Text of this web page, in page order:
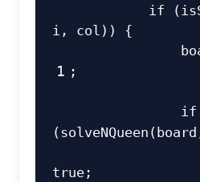
if
(
i , col ) )
{
1 ;
if
(solveNQueen ( board
true ;